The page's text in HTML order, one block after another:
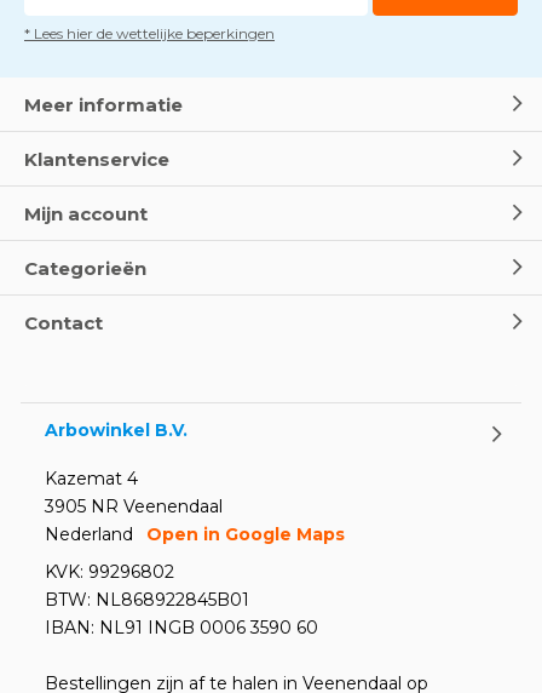
* Lees hier de wettelijke beperkingen
Meer informatie
Klantenservice
Mijn account
Categorieën
Contact
Arbowinkel B.V.
Kazemat 4
3905 NR Veenendaal
Nederland
Open in Google Maps
KVK: 99296802
BTW: NL868922845B01
IBAN: NL91 INGB 0006 3590 60
Bestellingen zijn af te halen in Veenendaal op